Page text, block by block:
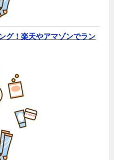
グ！楽天やアマゾンでラン